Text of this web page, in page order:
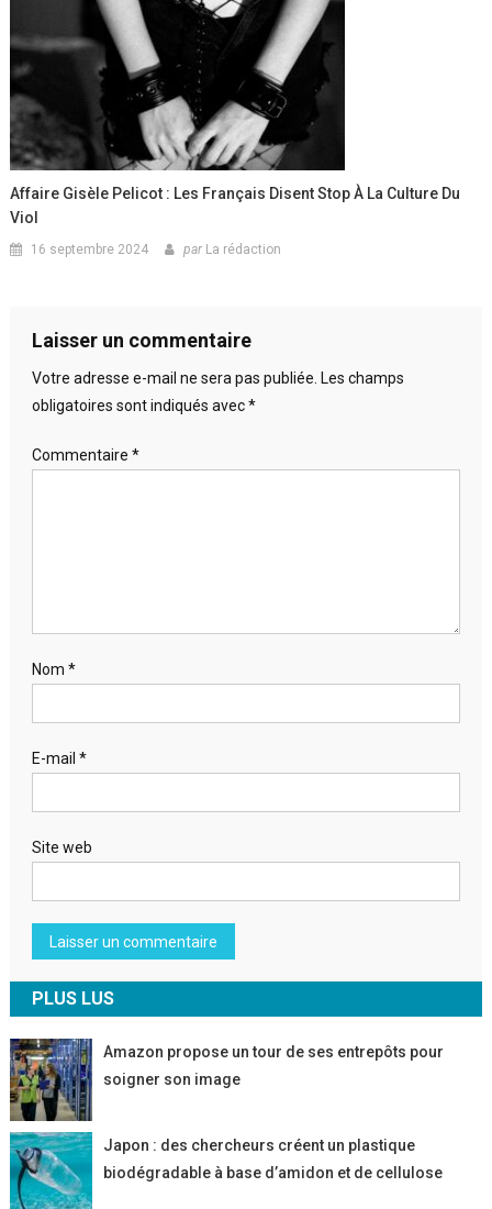
Affaire Gisèle Pelicot : Les Français Disent Stop À La Culture Du
Viol
16 septembre 2024 par La rédaction
Laisser un commentaire
Votre adresse e-mail ne sera pas publiée. Les champs
obligatoires sont indiqués avec*
Commentaire *
Nom *
E-mail *
Site web
PLUS LUS
Amazon propose un tour de ses entrepôts pour
soigner son image
Japon : des chercheurs créent un plastique
biodégradable à base d’amidon et de cellulose